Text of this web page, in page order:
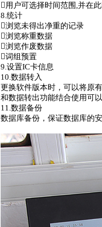
用户可选择时间范围,并在
8.统计
浏览未得出净重的记录
浏览称重数据
浏览作废数据
词组预置
9.设置IC卡信息
10.数据转入
更换软件版本时，可以将原
和数据转出功能结合使用可
11.数据备份
数据库备份，保证数据库的